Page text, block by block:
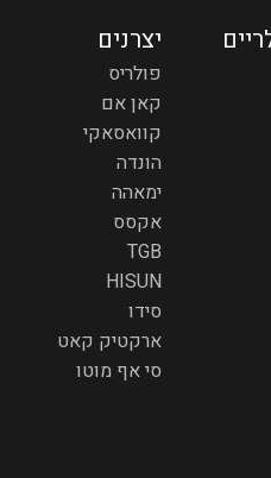
יצרנים
פולריס
קאן אם
קוואסאקי
הונדה
ימאהה
אקסס
TGB
HISUN
סידו
ארקטיק קאט
סי אף מוטו